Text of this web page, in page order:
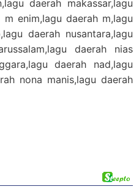
daerah makassar,lagu
enim,lagu daerah m,lagu
daerah nusantara,lagu
daerah nias
daerah nad,lagu
nona manis,lagu daerah